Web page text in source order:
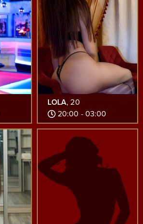
LOLA, 20
20:00 - 03:00